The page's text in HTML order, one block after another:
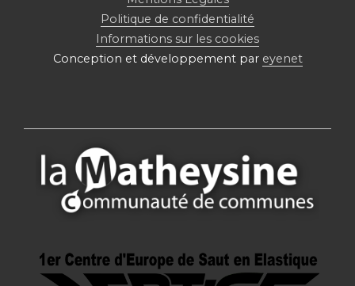
Politique de confidentialité
Informations sur les cookies
Conception et développement par eyenet